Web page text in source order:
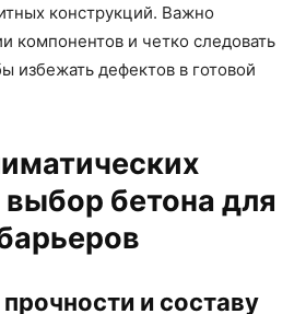
конструкций. Важно
компонентов и четко следовать
избежать дефектов в готовой
бетона для
и составу